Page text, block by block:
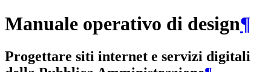
Manuale operativo di design¶
Progettare siti internet e servizi digitali